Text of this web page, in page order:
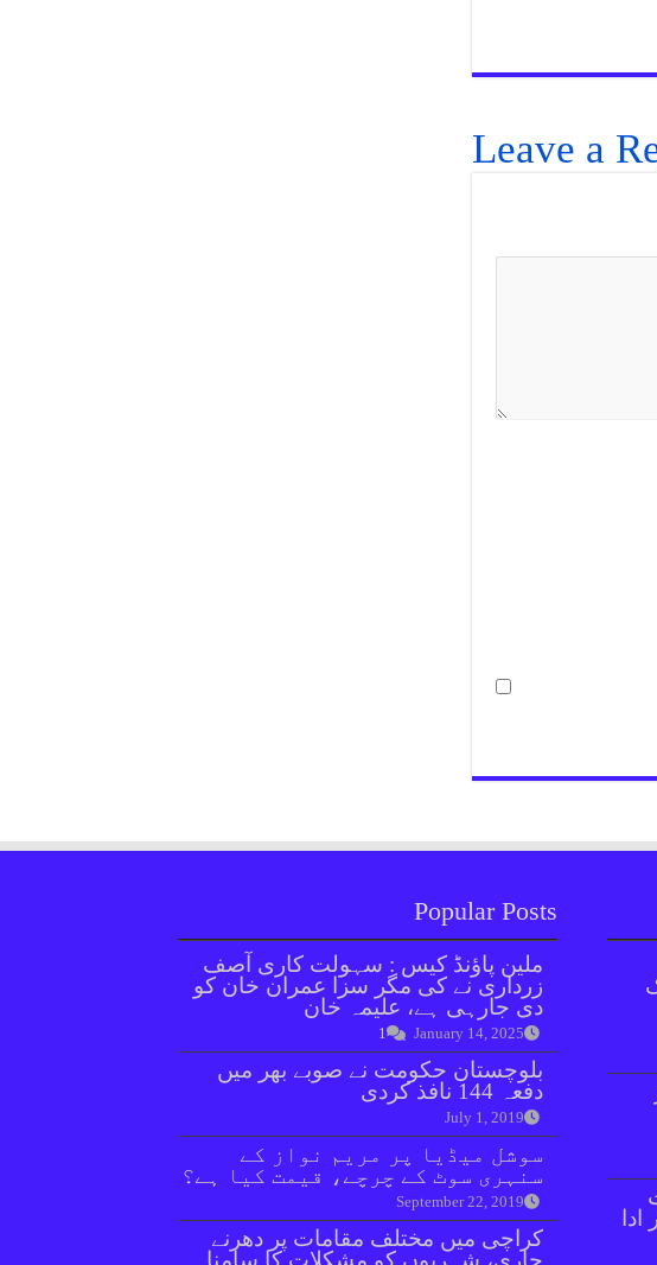
Leave a
Popular Posts
ملین پاؤنڈ کیس : سہولت کاری آصف
زرداری نے کی مگر سزا عمران خان کو
دی جارہی ہے، علیمہ خان
January 14, 2025
1
بلوچستان حکومت نے صوبے بھر میں
دفعہ 144 نافذ کردی
July 1, 2019
سوشل میڈیا پر مریم نواز کے
سنہری سوٹ کے چرچے، قیمت کیا ہے؟
September 22, 2019
کراچی میں مختلف مقامات پر دھرنے
جاری، شہریوں کو مشکلات کا سامنا